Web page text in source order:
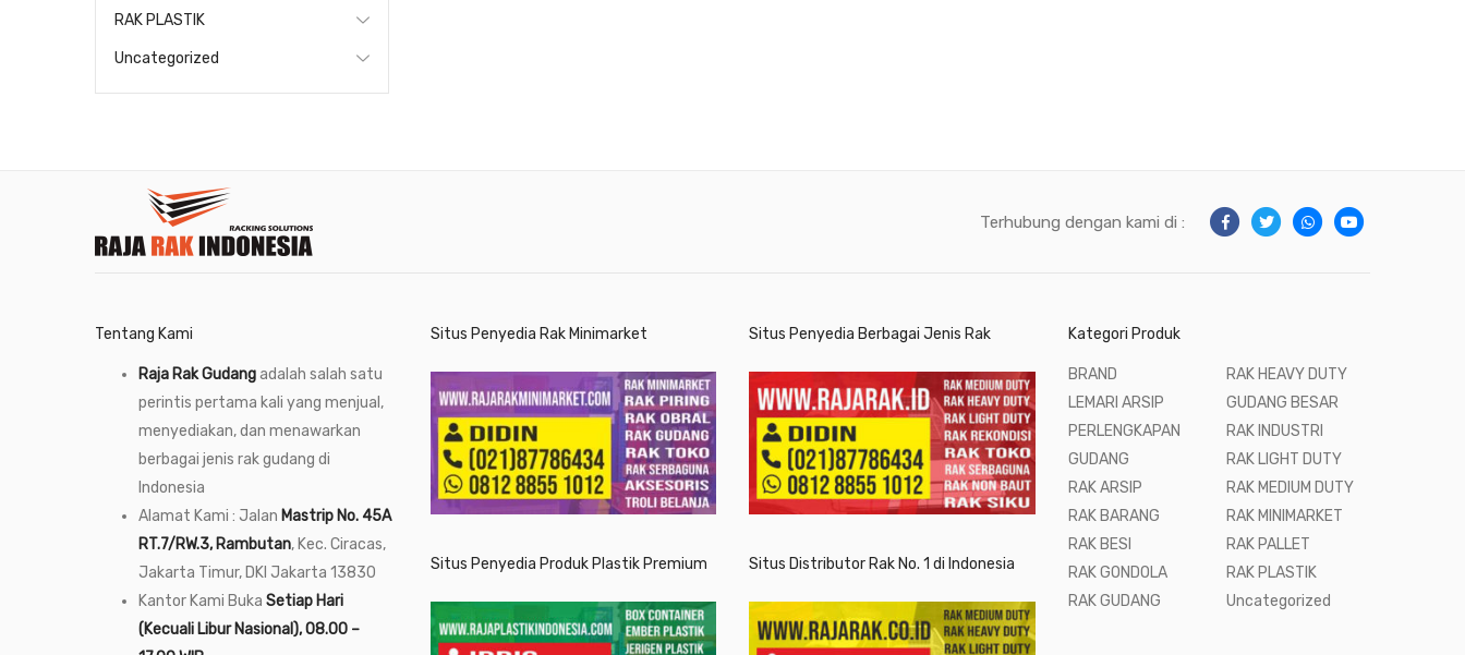
RAK PLASTIK
Uncategorized
Terhubung dengan kami di :
Tentang Kami
Raja Rak Gudangadalah salah satu
perintis pertama kali yang menjual,
menyediakan, dan menawarkan
berbagai jenis rak gudang di
Indonesia
Alamat Kami : Jalan Mastrip No. 45A
RT.7/RW.3, Rambutan, Kec. Ciracas,
Jakarta Timur, DKI Jakarta 13830
Kantor Kami Buka Setiap Hari
(Kecuali Libur Nasional), 08.00 –
Situs Penyedia Rak Minimarket
Situs Penyedia Produk Plastik Premium
Situs Penyedia Berbagai Jenis Rak
Situs Distributor Rak No. 1 di Indonesia
Kategori Produk
BRAND
LEMARI ARSIP
PERLENGKAPAN
GUDANG
RAK ARSIP
RAK BARANG
RAK BESI
RAK GONDOLA
RAK GUDANG
RAK HEAVY DUTY
GUDANG BESAR
RAK INDUSTRI
RAK LIGHT DUTY
RAK MEDIUM DUTY
RAK MINIMARKET
RAK PALLET
RAK PLASTIK
Uncategorized